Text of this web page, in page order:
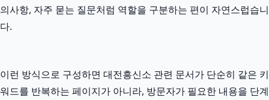
의사항, 자주 묻는 질문처럼 역할을 구분하는 편이 자연스럽습니
다.
이런 방식으로 구성하면 대전흥신소 관련 문서가 단순히 같은 키
워드를 반복하는 페이지가 아니라, 방문자가 필요한 내용을 단계